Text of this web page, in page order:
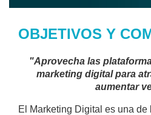
OBJETIVOS Y
"Aprovecha las
marketing digital para
aumentar
El Marketing Digital es una